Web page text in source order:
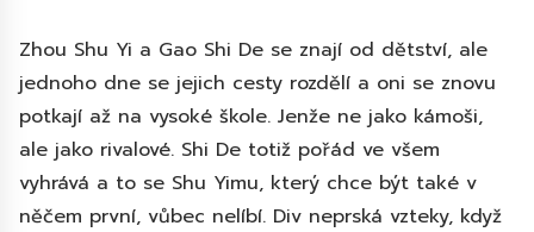
Zhou Shu Yi a Gao Shi De se znají od dětství, ale
jednoho dne se jejich cesty rozdělí a oni se znovu
potkají až na vysoké škole. Jenže ne jako kámoši,
ale jako rivalové. Shi De totiž pořád ve všem
vyhrává a to se Shu Yimu, který chce být také v
něčem první, vůbec nelíbí. Div neprská vzteky, když